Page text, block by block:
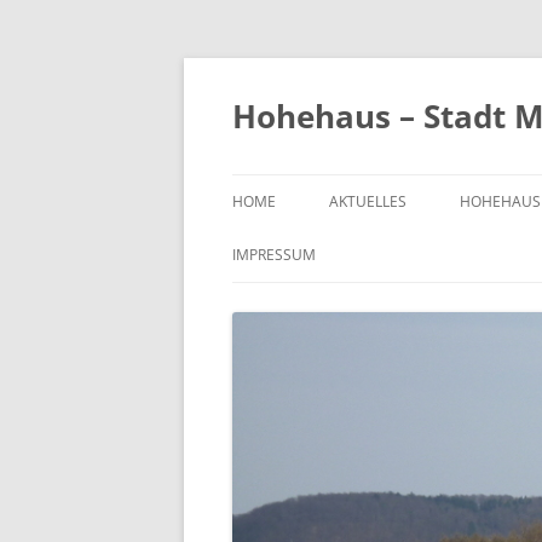
Zum
springen
Hohehaus – Stadt
HOME AKTUELLES HOHEHAUS
FRIEDHOF
IMPRESSUM